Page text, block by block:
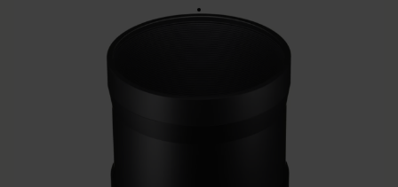
LENS HOOD LH1164-01